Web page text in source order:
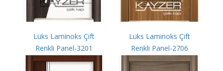
Lüks Laminoks Çift
Renkli Panel-3201
Lüks Laminoks Çift
Renkli Panel-2706